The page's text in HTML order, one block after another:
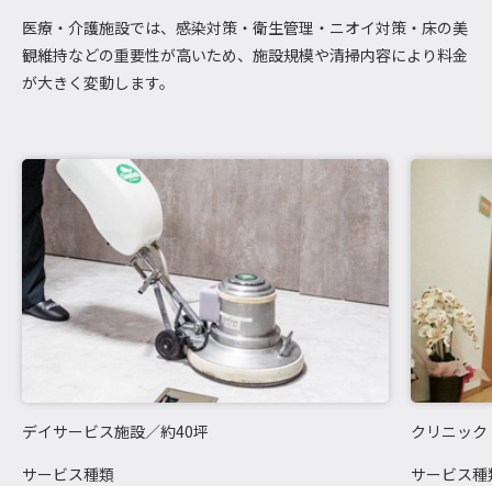
医療・介護施設では、感染対策・衛生管理・ニオイ対策・床の美
観維持などの重要性が高いため、施設規模や清掃内容により料金
が大きく変動します。
デイサービス施設／約40坪
サービス種類
クリニッ
サービス種